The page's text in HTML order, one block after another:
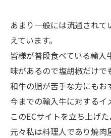
あまり一般には流通され
えています。
皆様が普段食べている輸入
味があるので塩胡椒だけで
和牛の脂が苦手な方にもお
今までの輸入牛に対するイ
このECサイトを立ち上げた
元々私は料理人であり焼